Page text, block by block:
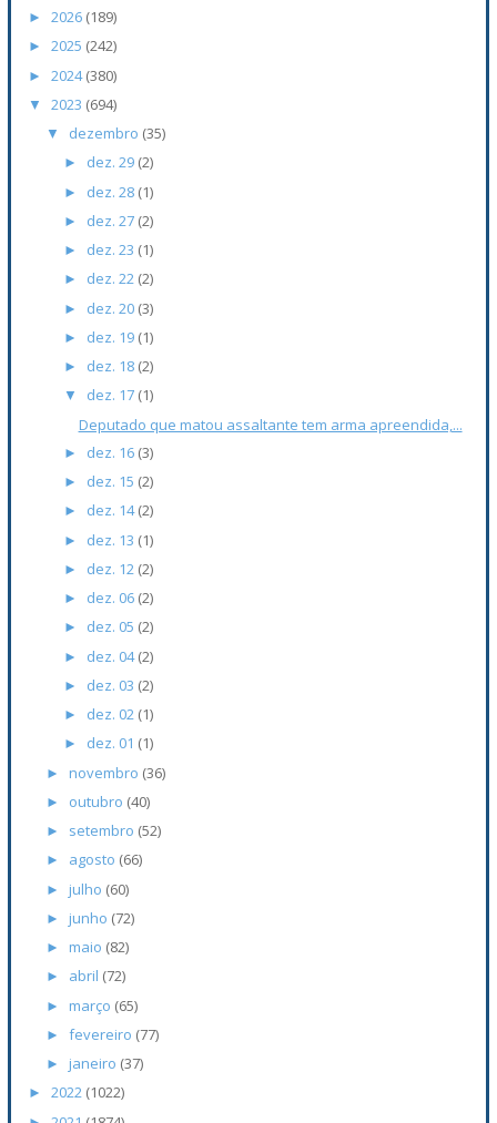
►2026 (189)
►2025 (242)
►2024(380)
▼2023 (694)
▼ dezembro (35)
► dez. 29 (2)
► dez. 28 (1)
► dez. 27 (2)
► dez. 23 (1)
► dez. 22 (2)
► dez. 20 (3)
► dez. 19 (1)
► dez. 18 (2)
▼ dez. 17 (1)
Deputado que matou assaltante tem arma apreendida,...
► dez. 16 (3)
► dez. 15 (2)
► dez. 14(2)
► dez. 13 (1)
► dez. 12 (2)
► dez. 06 (2)
► dez. 05 (2)
► dez. 04(2)
► dez. 03 (2)
► dez. 02 (1)
► dez. 01 (1)
► novembro (36)
► outubro (40)
► setembro (52)
► agosto (66)
► julho (60)
► junho (72)
► maio (82)
► abril (72)
► março (65)
►fevereiro (77)
► janeiro (37)
►2022 (1022)